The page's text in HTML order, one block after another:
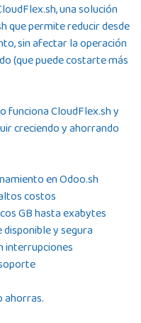
una solución
que permite reducir desde
sin afectar la operación
(que puede costarte más
funciona CloudFlex.sh y
creciendo y ahorrando
en Odoo.sh
costos
GB hasta exabytes
y segura
interrupciones
ahorras.